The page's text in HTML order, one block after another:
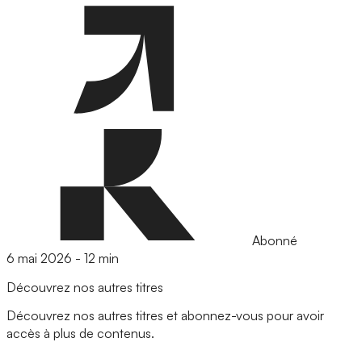
Abonné
6 mai 2026 - 12 min
Découvrez nos autres titres
Découvrez nos autres titres et abonnez-vous pour avoir
accès à plus de contenus.